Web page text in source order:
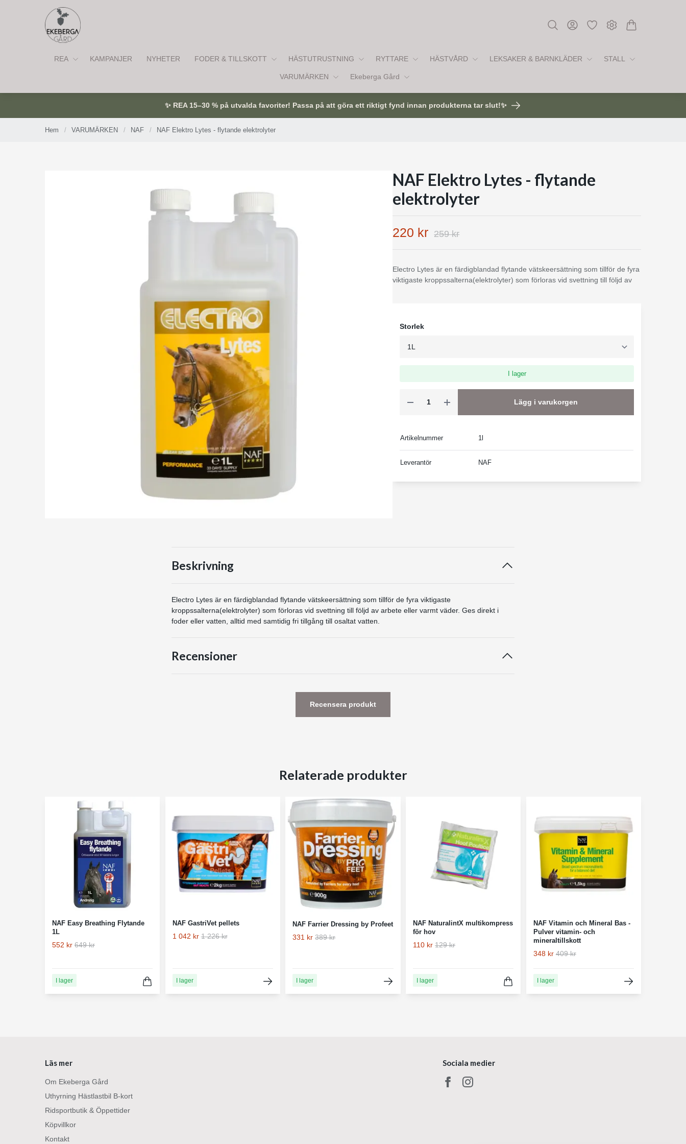
REA KAMPANJER NYHETER FODER & TILLSKOTT HÄSTUTRUSTNING RYTTARE HÄSTVÅRD LEKSAKER & BARNKLÄDER STALL
VARUMÄRKEN Ekeberga Gård
✨ REA 15–30 % på utvalda favoriter! Passa på att göra ett riktigt fynd innan produkterna tar slut!✨
Hem / VARUMÄRKEN / NAF / NAF Elektro Lytes - flytande elektrolyter
NAF Elektro Lytes - flytande
elektrolyter
220 kr 259 kr
Electro Lytes är en färdigblandad flytande vätskeersättning som tillför de fyra
viktigaste kroppssalterna(elektrolyter) som förloras vid svettning till följd av
Storlek
I lager
Lägg i varukorgen
Artikelnummer 1l
Leverantör NAF
Beskrivning
Electro Lytes är en färdigblandad flytande vätskeersättning som tillför de fyra viktigaste
kroppssalterna(elektrolyter) som förloras vid svettning till följd av arbete eller varmt väder. Ges direkt i
foder eller vatten, alltid med samtidig fri tillgång till osaltat vatten.
Recensioner
Recensera produkt
Relaterade produkter
NAF Easy Breathing Flytande
1L
552 kr 649 kr
I lager
NAF GastriVet pellets
1 042 kr 1 226 kr
I lager
NAF Farrier Dressing by Profeet
331 kr 389 kr
I lager
NAF NaturalintX multikompress
för hov
110 kr 129 kr
I lager
NAF Vitamin och Mineral Bas -
Pulver vitamin- och
mineraltillskott
348 kr 409 kr
I lager
Läs mer
Om Ekeberga Gård
Uthyrning Hästlastbil B-kort
Ridsportbutik & Öppettider
Köpvillkor
Kontakt
Sociala medier